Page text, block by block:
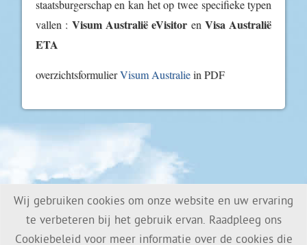
staatsburgerschap en kan het op twee specifieke typen
vallen : Visum Australië eVisitor en Visa Australië
ETA
overzichtsformulierVisum Australiein PDF
Privacy Policy
Wij gebruiken cookies om onze website en uw ervaring
te verbeteren bij het gebruik ervan. Raadpleeg ons
Cookiebeleid voor meer informatie over de cookies die